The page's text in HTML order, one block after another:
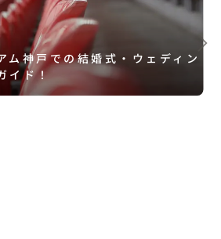
ム神戸での結婚式・ウェディン
イド！